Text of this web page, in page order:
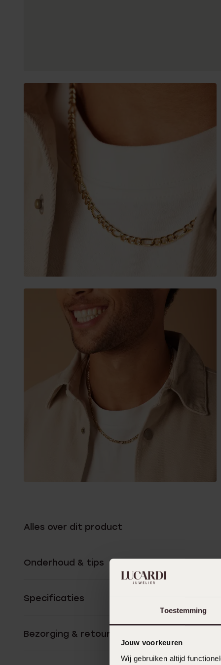
Toestemming
Jouw voorkeuren
Wij gebruiken altijd
Alles over dit product
Onderhoud & tips
Specificaties
Bezorging & retourneren